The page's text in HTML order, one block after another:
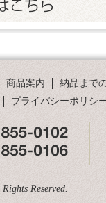
納品まで
商品案内
プライバシーポリシ
Reserved.